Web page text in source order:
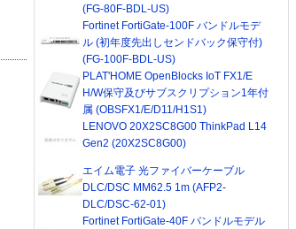
(FG-80F-BDL-US)
Fortinet FortiGate-100F バンドルモデ
ル (初年度先出しセンドバック保守付)
(FG-100F-BDL-US)
PLAT'HOME OpenBlocks IoT FX1/E
H/W保守及びサブスクリプション1年付
属 (OBSFX1/E/D11/H1S1)
LENOVO 20X2SC8G00 ThinkPad L14
Gen2 (20X2SC8G00)
エイム電子 光ファイバーケーブル
DLC/DSC MM62.5 1m (AFP2-
DLC/DSC-62-01)
Fortinet FortiGate-40F バンドルモデル